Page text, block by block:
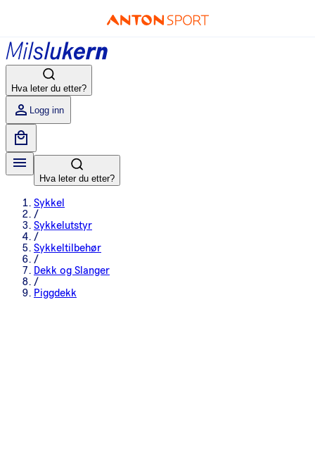
Hva leter du etter?
Logg inn
Hva leter du etter?
Sykkel
/
Sykkelutstyr
/
Sykkeltilbehør
/
Dekk og Slanger
/
Piggdekk